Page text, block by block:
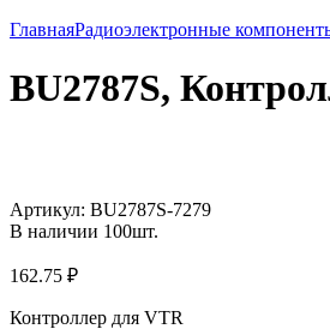
ГлавнаяРадиоэлектронные
BU2787S,
Артикул: BU2787S-7279
В наличии 100шт.
162.75 ₽
Контроллер для VTR